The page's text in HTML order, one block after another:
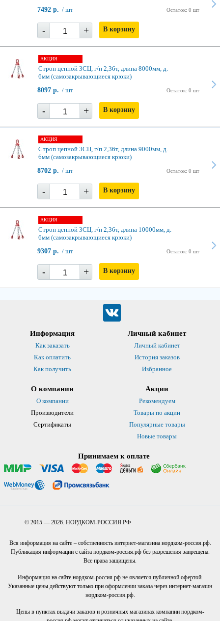
Остаток: 0 шт
7492 р. / шт
- + В корзину
АКЦИЯ
Строп цепной 3СЦ, г/п 2,36т, длина 8000мм, д.
6мм (самозакрывающиеся крюки)
Остаток: 0 шт
8097 р. / шт
- + В корзину
АКЦИЯ
Строп цепной 3СЦ, г/п 2,36т, длина 9000мм, д.
6мм (самозакрывающиеся крюки)
Остаток: 0 шт
8702 р. / шт
- + В корзину
АКЦИЯ
Строп цепной 3СЦ, г/п 2,36т, длина 10000мм, д.
6мм (самозакрывающиеся крюки)
Остаток: 0 шт
9307 р. / шт
- + В корзину
Информация
Как заказать
Как оплатить
Как получить
Личный кабинет
Личный кабинет
История заказов
Избранное
О компании
О компании
Производители
Сертификаты
Акции
Рекомендуем
Товары по акции
Популярные товары
Новые товары
Принимаем к оплате
© 2015 — 2026. НОРДКОМ-РОССИЯ.РФ
Вся информация на сайте – собственность интернет-магазина нордком-россия.рф.
Публикация информации с сайта нордком-россия.рф без разрешения запрещена.
Все права защищены.
Информация на сайте нордком-россия.рф не является публичной офертой.
Указанные цены действуют только при оформлении заказа через интернет-магазин
нордком-россия.рф.
Цены в пунктах выдачи заказов и розничных магазинах компании нордком-